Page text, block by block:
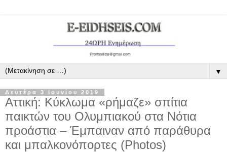
▼
Δευτέρα 3 Ιουνίου 2019
Αττική: Κύκλωμα «ρήμαζε» σπίτια
παικτών του Ολυμπιακού στα Νότια
προάστια – Έμπαιναν από παράθυρα
και μπαλκονόπορτες (Photos)